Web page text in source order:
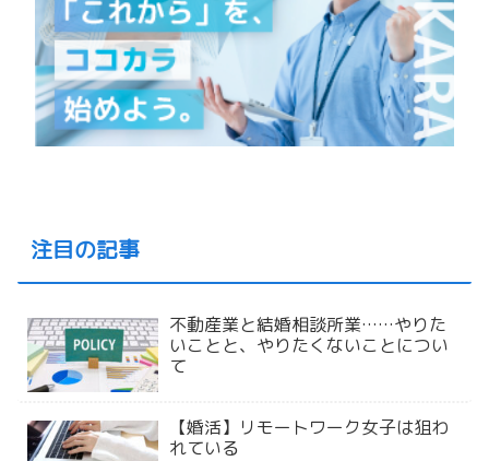
注目の記事
不動産業と結婚相談所業……やりた
いことと、やりたくないことについ
て
【婚活】リモートワーク女子は狙わ
れている